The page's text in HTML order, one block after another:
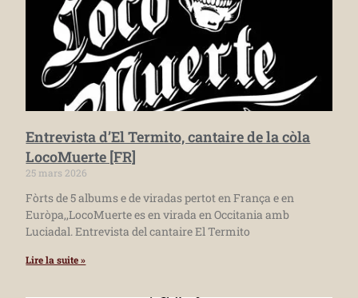
Entrevista d’El Termito, cantaire de la còla
LocoMuerte [FR]
25 mars 2026
Fòrts de 5 albums e de viradas pertot en França e en
Euròpa,,LocoMuerte es en virada en Occitania amb
Luciadal. Entrevista del cantaire El Termito
Lire la suite »